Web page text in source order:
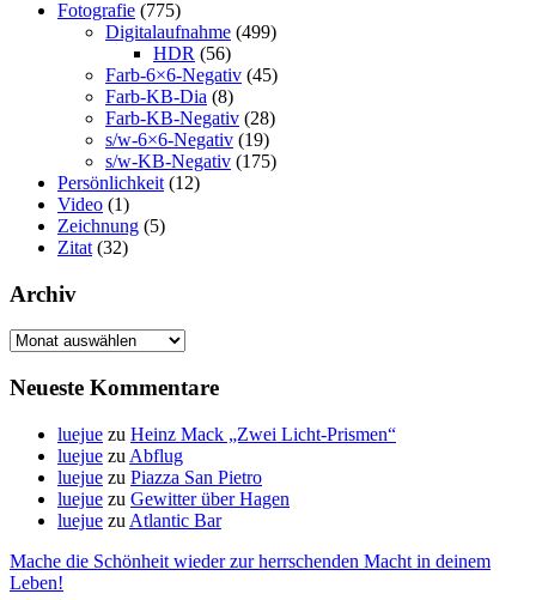
Fotografie (775)
Digitalaufnahme (499)
HDR (56)
Farb-6×6-Negativ (45)
Farb-KB-Dia (8)
Farb-KB-Negativ (28)
s/w-6×6-Negativ (19)
s/w-KB-Negativ (175)
Persönlichkeit (12)
Video (1)
Zeichnung (5)
Zitat (32)
Archiv
Archiv
Neueste Kommentare
luejue zu Heinz Mack „Zwei Licht-Prismen“
luejue zu Abflug
luejue zu Piazza San Pietro
luejue zu Gewitter über Hagen
luejue zu Atlantic Bar
Mache die Schönheit wieder zur herrschenden Macht in deinem
Leben!